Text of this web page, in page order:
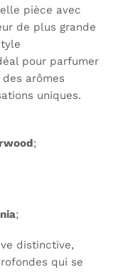
pièce avec
de plus grande
pour parfumer
arômes
uniques.
;
;
distinctive,
qui se